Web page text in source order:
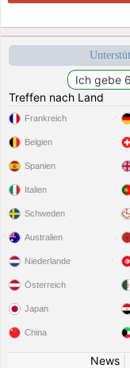
Treffen nach Land
Frankreich
Belgien
Spanien
Italien
Schweden
Australien
Niederlande
Österreich
Japan
China
News|